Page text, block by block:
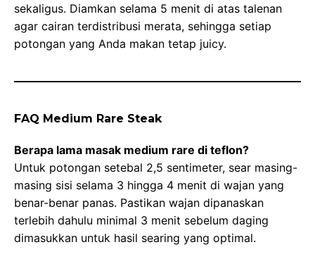
sekaligus. Diamkan selama 5 menit di atas talenan
agar cairan terdistribusi merata, sehingga setiap
potongan yang Anda makan tetap juicy.
FAQ Medium Rare Steak
Berapa lama masak medium rare di teflon?
Untuk potongan setebal 2,5 sentimeter, sear masing-
masing sisi selama 3 hingga 4 menit di wajan yang
benar-benar panas. Pastikan wajan dipanaskan
terlebih dahulu minimal 3 menit sebelum daging
dimasukkan untuk hasil searing yang optimal.